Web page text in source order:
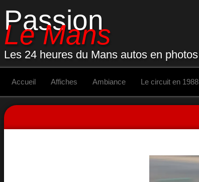
Passion
Le Mans
Les 24 heures du Mans autos en photos
Accueil Affiches Ambiance Le circuit en 1988